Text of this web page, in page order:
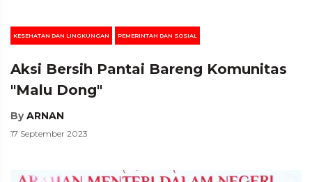
KESEHATAN DAN LINGKUNGAN PEMERINTAH DAN SOSIAL
Aksi Bersih Pantai Bareng Komunitas
"Malu Dong"
ByARNAN
17 September 2023